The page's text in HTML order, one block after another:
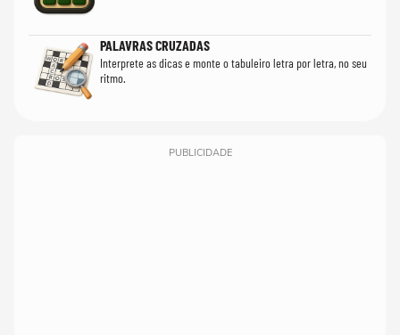
PALAVRAS CRUZADAS
Interprete as dicas e monte o tabuleiro letra por letra, no seu
ritmo.
PUBLICIDADE